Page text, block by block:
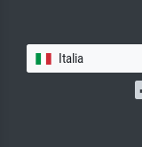
Italia